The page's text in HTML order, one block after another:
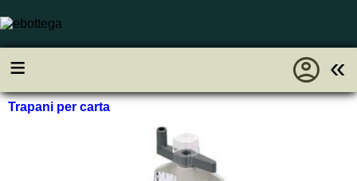
≡ «
account_circle
Trapani per carta